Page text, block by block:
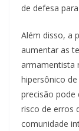
de defesa
Além disso, a
aumentar as
armamentista
hipersônico
precisão pode
risco de erros
comunidade